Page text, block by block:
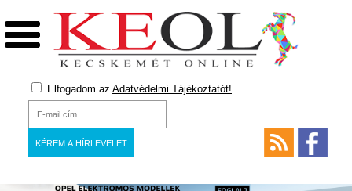
Elfogadom az Adatvédelmi Tájékoztatót!